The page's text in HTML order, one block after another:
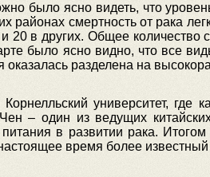
было ясно видеть, что
районах смертность от рака
20 в других. Общее количество
было ясно видно, что все
оказалась разделена на
университет,
– один из ведущих
в развитии рака.
время более